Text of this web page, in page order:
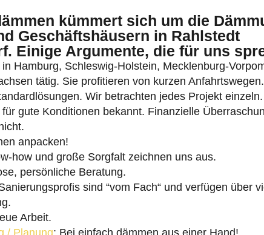
kümmert sich um die
Geschäftshäusern in Rahlstedt
Einige Argumente, die für uns
Hamburg, Schleswig-Holstein, Mecklenburg-
tätig. Sie profitieren von kurzen Anfahrtswegen.
Wir betrachten jedes Projekt einzeln.
gute Konditionen bekannt. Finanzielle
anpacken!
how und große Sorgfalt zeichnen uns aus.
persönliche Beratung.
sind “vom Fach“ und verfügen über
Arbeit.
/ Planung: Bei einfach dämmen aus einer Hand!